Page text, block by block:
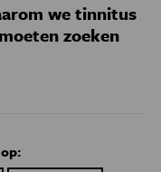
we tinnitus
zoeken